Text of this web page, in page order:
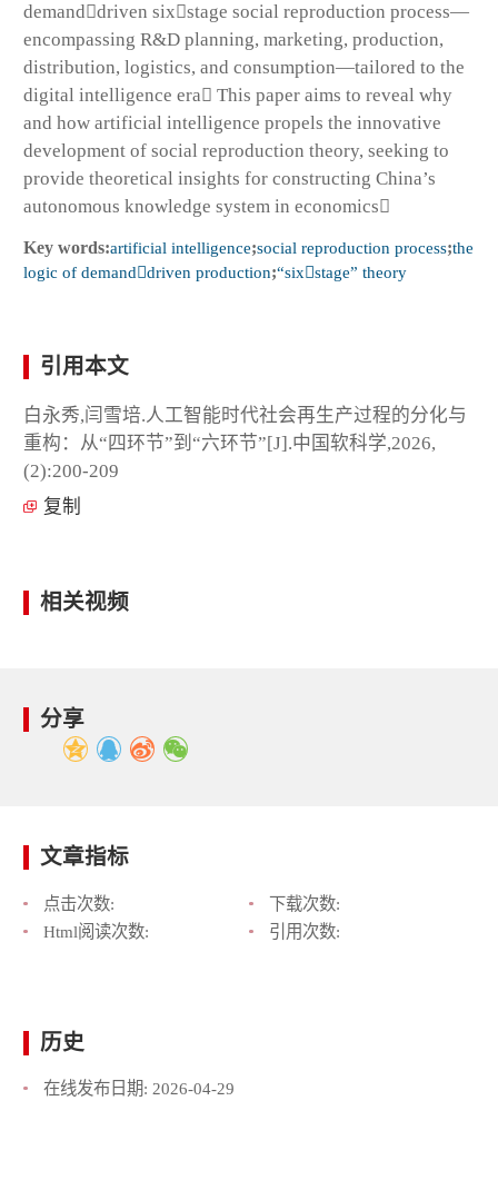
demanddriven sixstage social reproduction process—
encompassing R&D planning, marketing, production,
distribution, logistics, and consumption—tailored to the
digital intelligence era This paper aims to reveal why
and how artificial intelligence propels the innovative
development of social reproduction theory, seeking to
provide theoretical insights for constructing China’s
autonomous knowledge system in economics
Key words:artificial intelligence;social reproduction process;the
logic of demanddriven production;“sixstage” theory
引用本文
白永秀,闫雪培.人工智能时代社会再生产过程的分化与
重构：从“四环节”到“六环节”[J].中国软科学,2026,
(2):200-209
复制
相关视频
分享
文章指标
点击次数:
下载次数:
Html阅读次数:
引用次数:
历史
在线发布日期: 2026-04-29